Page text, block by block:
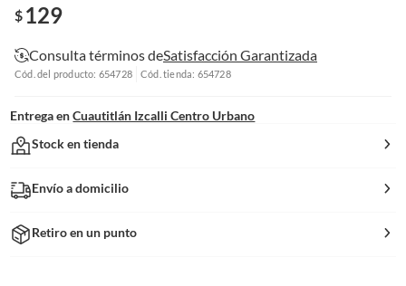
$ 129
Consulta términos deSatisfacción Garantizada
Cód. del producto: 654728 Cód. tienda: 654728
Entrega en Cuautitlán Izcalli Centro Urbano
Stock en tienda
Envío a domicilio
Retiro en un punto